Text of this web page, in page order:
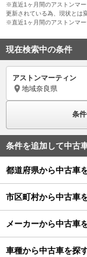
※直近1ヶ月間のアストンマ
更新されている為、現状とは
※直近1ヶ月間のアストンマ
現在検索中の条件
アストンマーティン
地域奈良県
条
条件を追加して中古
都道府県から中古車
市区町村から中古車
メーカーから中古車
車種から中古車を探